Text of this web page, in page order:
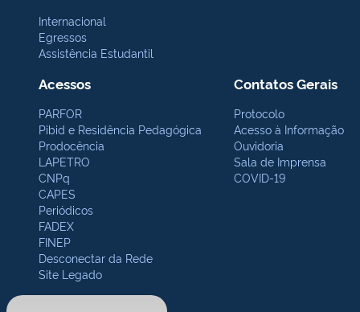
Internacional
Egressos
Assistência Estudantil
Acessos
PARFOR
Pibid e Residência Pedagógica
Prodocência
LAPETRO
CNPq
CAPES
Periódicos
FADEX
FINEP
Desconectar da Rede
Site Legado
Contatos Gerais
Protocolo
Acesso à Informação
Ouvidoria
Sala de Imprensa
COVID-19